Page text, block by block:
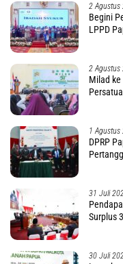
2 Agustus
Begini
LPPD
2 Agustus
Milad ke
1 Agustus
DPRP
31 Juli
Surplus
30 Juli